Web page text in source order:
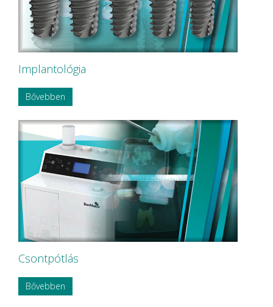
Implantológia
Bővebben
Csontpótlás
Bővebben